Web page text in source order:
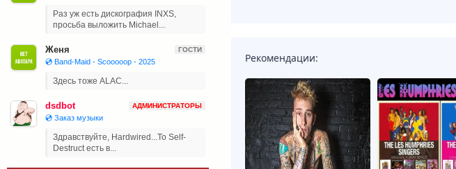
Рекомендации:
Раз уж есть дискография INXS,
просьба выложить Michael...
Женя ГОСТИ
💿 Band-Maid - Scooooop - 2025
Здесь тоже ALAC...
dsdbot АДМИНИСТРАТОРЫ
💿 Заказ музыки
Здравствуйте, Hardwired...To Self-
Destruct есть в...